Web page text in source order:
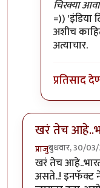
चिरक्या
=))
अशीच
अत्याचार.
प्रतिसाद
खरं तेच
प्राजुबुधवार, 30/
खरं तेच
असते..! इनफॅक्ट